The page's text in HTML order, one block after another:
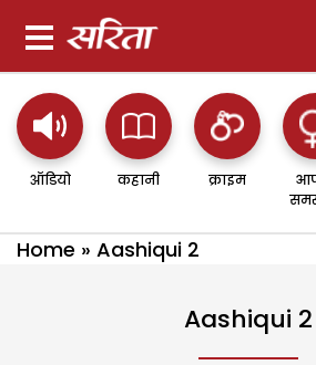
ऑडियो कहानी क्राइम
Home » Aashiqui 2
Aashiqui 2